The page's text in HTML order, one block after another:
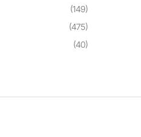
(149)
(475)
(40)